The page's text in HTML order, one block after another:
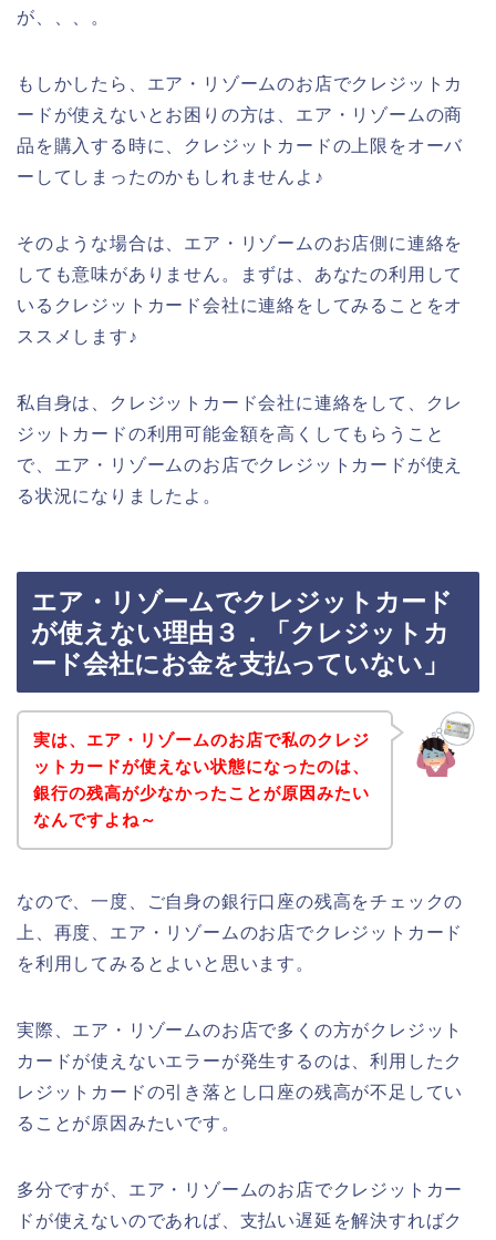
が、、、。
もしかしたら、エア・リゾームのお店でクレジットカ
ードが使えないとお困りの方は、エア・リゾームの商
品を購入する時に、クレジットカードの上限をオーバ
ーしてしまったのかもしれませんよ♪
そのような場合は、エア・リゾームのお店側に連絡を
しても意味がありません。まずは、あなたの利用して
いるクレジットカード会社に連絡をしてみることをオ
ススメします♪
私自身は、クレジットカード会社に連絡をして、クレ
ジットカードの利用可能金額を高くしてもらうこと
で、エア・リゾームのお店でクレジットカードが使え
る状況になりましたよ。
エア・リゾームでクレジットカード
が使えない理由３．「クレジットカ
ード会社にお金を支払っていない」
実は、エア・リゾームのお店で私のクレジ
ットカードが使えない状態になったのは、
銀行の残高が少なかったことが原因みたい
なんですよね～
なので、一度、ご自身の銀行口座の残高をチェックの
上、再度、エア・リゾームのお店でクレジットカード
を利用してみるとよいと思います。
実際、エア・リゾームのお店で多くの方がクレジット
カードが使えないエラーが発生するのは、利用したク
レジットカードの引き落とし口座の残高が不足してい
ることが原因みたいです。
多分ですが、エア・リゾームのお店でクレジットカー
ドが使えないのであれば、支払い遅延を解決すればク